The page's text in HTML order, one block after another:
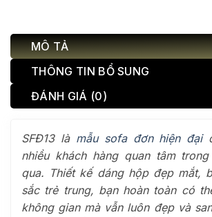
MÔ TẢ
THÔNG TIN BỔ SUNG
ĐÁNH GIÁ (0)
SFĐ13 là mẫu sofa đơn hiện đại
nhiều khách hàng quan tâm
qua. Thiết kế dáng hộp đẹp mắt,
sắc trẻ trung, bạn hoàn toàn có
không gian mà vẫn luôn đẹp và